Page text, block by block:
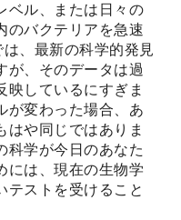
ベル、または日々の
のバクテリアを急速
、最新の科学的発見
が、そのデータは過
映しているにすぎま
が変わった場合、あ
はや同じではありま
科学が今日のあなた
には、現在の生物学
テストを受けること